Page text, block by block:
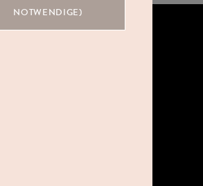
NOTWENDIGE)